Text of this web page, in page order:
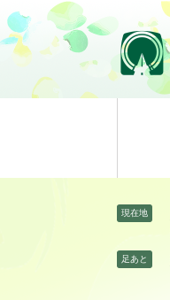
ペ
ー
ジ
メ
ニ
ュ
て
現在地
足あと